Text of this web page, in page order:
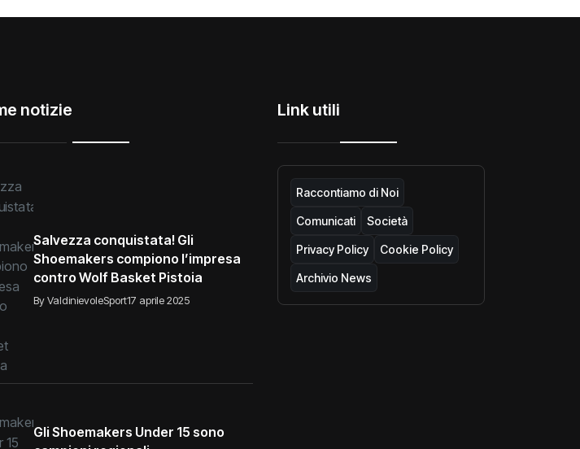
notizie
Salvezza conquistata! Gli
Shoemakers compiono l’impresa
contro Wolf Basket Pistoia
By ValdinievoleSport17 aprile 2025
Gli Shoemakers Under 15 sono
Link utili
Raccontiamo di Noi
Comunicati Società
Privacy Policy Cookie Policy
Archivio News